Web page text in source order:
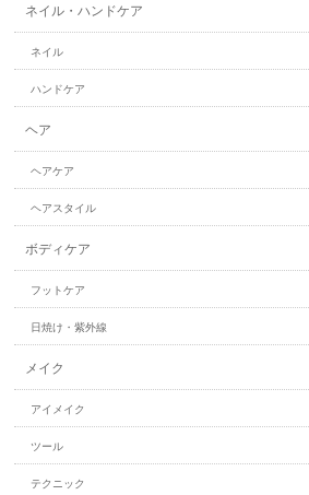
ネイル・ハンドケア
ネイル
ハンドケア
ヘア
ヘアケア
ヘアスタイル
ボディケア
フットケア
日焼け・紫外線
メイク
アイメイク
ツール
テクニック